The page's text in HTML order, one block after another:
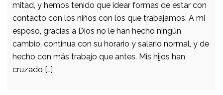
mitad, y hemos tenido que idear formas de estar con
contacto con los niños con los que trabajamos. A mi
esposo, gracias a Dios no le han hecho ningún
cambio, continua con su horario y salario normal, y de
hecho con más trabajo que antes. Mis hijos han
cruzado […]